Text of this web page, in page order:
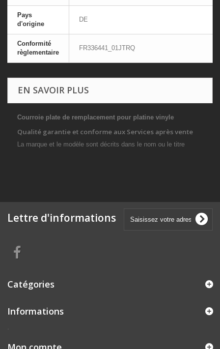
Pays
d'origine
DE
Conformité
règlementaire
FR336441_01JTRQ
EN SAVOIR PLUS
Courroie plate de remplacement pour platine vinyle
Qualité garantie et conforme aux Services après vente
La marque et le modèle sont décrits dans le nom ou le titre
Lettre d'informations
Catégories
Informations
.